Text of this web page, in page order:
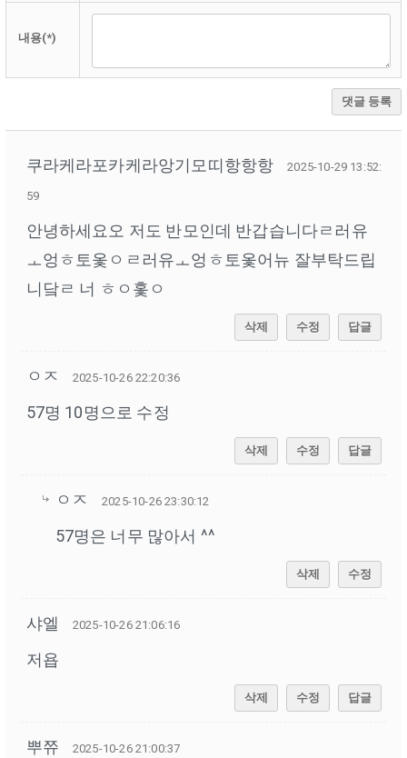
내용(*)
댓글 등록
쿠라케라포카케라앙기모띠항항항 2025-10-29 13:52:
59
안녕하세요오 저도 반모인데 반갑습니다ㄹ러유
ㅗ엉ㅎ토옻ㅇㄹ러유ㅗ엉ㅎ토옻어뉴 잘부탁드립
니닼ㄹ 너 ㅎㅇ홏ㅇ
삭제 수정 답글
ㅇㅈ 2025-10-26 22:20:36
57명 10명으로 수정
삭제 수정 답글
ㅇㅈ 2025-10-26 23:30:12
57명은 너무 많아서 ^^
삭제 수정
샤엘 2025-10-26 21:06:16
저욥
삭제 수정 답글
뿌쮸 2025-10-26 21:00:37